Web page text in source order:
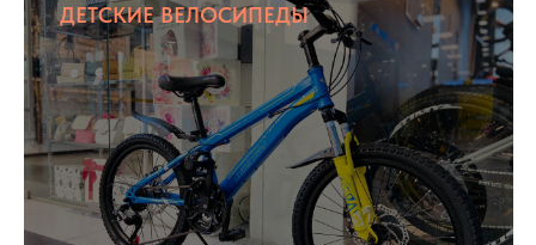
ДЕТСКИЕ ВЕЛОСИПЕДЫ